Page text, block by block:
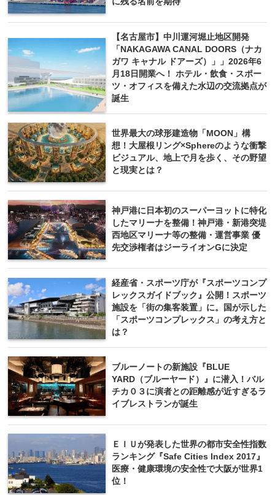
【名古屋市】中川運河堀止地区開発
「NAKAGAWA CANAL DOORS（ナカ
ガワ キャナル ドアーズ）」」2026年6
月18日開業へ！ ホテル・飲食・スポー
ツ・オフィスを備えた水辺の交流拠点が
誕生
世界最大の球形建造物「MOON」構
想！大屋根リング×Sphereのような衝撃
ビジュアル、地上で月を歩く、その野望
と現実とは？
神戸港に日本初のスーパーヨットに特化
したマリーナを整備！神戸港・新港突堤
西地区マリーナ等の整備・運営事業 優
先交渉権者はジーライオンGに決定
経産省・スポーツ庁が『スポーツコンプ
レックスガイドブック』公開！スポーツ
施設を「街の集客装置」に。国が示した
「スポーツコンプレックス」の考え方と
は？
ブルーノートの新施設『BLUE
YARD（ブルーヤード）』に潜入！バル
チカ０３に演者との距離感が近すぎるラ
イブレストランが誕生
ＥＩＵが発表した世界の都市安全性指数
ランキング『Safe Cities Index 2017』
医療・健康環境の安全性で大阪が世界1
位！